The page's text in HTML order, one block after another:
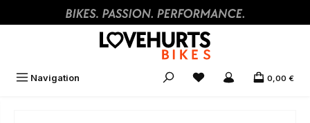
Zum Hauptinhalt springen
Navigation 0,00 €